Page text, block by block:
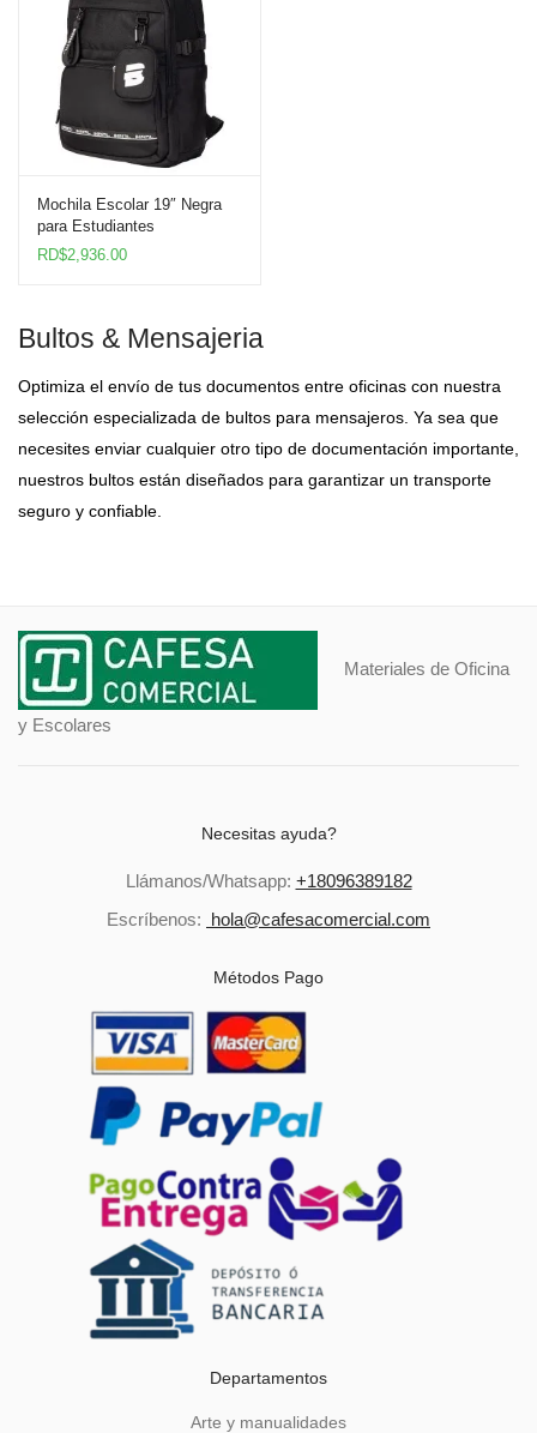
Mochila Escolar 19″ Negra
para Estudiantes
RD$2,936.00
Bultos & Mensajeria
Optimiza el envío de tus documentos entre oficinas con nuestra
selección especializada de bultos para mensajeros. Ya sea que
necesites enviar cualquier otro tipo de documentación importante,
nuestros bultos están diseñados para garantizar un transporte
seguro y confiable.
Materiales de Oficina
y Escolares
Necesitas ayuda?
Llámanos/Whatsapp: +18096389182
Escríbenos: hola@cafesacomercial.com
Métodos Pago
Departamentos
Arte y manualidades